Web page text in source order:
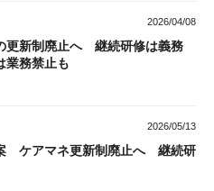
2026/04/08
更新制廃止へ 継続研修は義務
業務禁止も
2026/05/13
ケアマネ更新制廃止へ 継続研